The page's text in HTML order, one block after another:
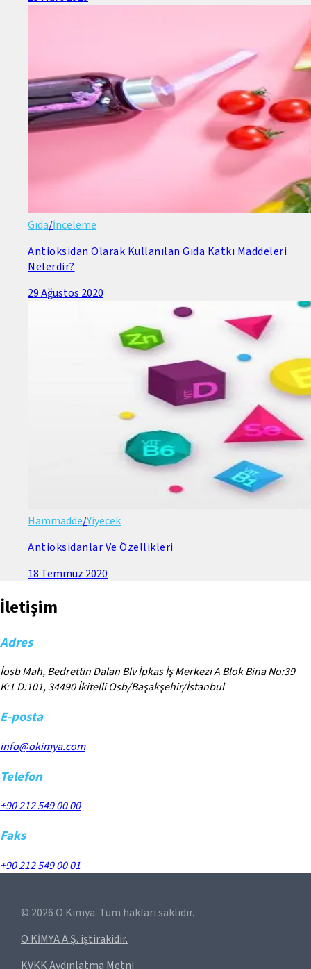
Gıda/İnceleme
Antioksidan Olarak Kullanılan Gıda Katkı Maddeleri
Nelerdir?
29 Ağustos 2020
Hammadde/Yiyecek
Antioksidanlar Ve Özellikleri
18 Temmuz 2020
İletişim
Adres
İosb Mah, Bedrettin Dalan Blv İpkas İş Merkezi A Blok Bina No:39
K:1 D:101, 34490 İkitelli Osb/Başakşehir/İstanbul
E-posta
info@okimya.com
Telefon
+90 212 549 00 00
Faks
+90 212 549 00 01
© 2026 O Kimya. Tüm hakları saklıdır.
O KİMYA A.Ş. iştirakidir.
KVKK Aydınlatma Metni